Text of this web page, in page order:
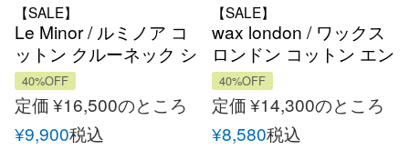
【SALE】
Le Minor / ルミノア コ
ットン クルーネック シ
ョートスリーブカット
ソー バスクシャツ
フランス
40%OFF
定価¥16,500のところ
¥9,900税込
【SALE】
wax london / ワックス
ロンドン コットン エン
ブロイダリー オーバー
サイズ Tシャツ
40%OFF
定価¥14,300のところ
¥8,580税込